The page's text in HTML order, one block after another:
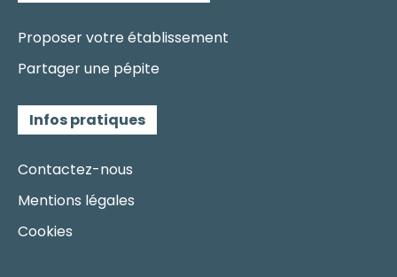
Proposer votre établissement
Partager une pépite
Infos pratiques
Contactez-nous
Mentions légales
Cookies